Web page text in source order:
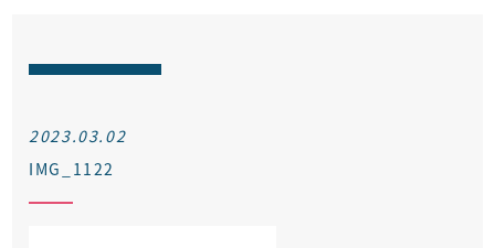
2023.03.02
IMG_1122